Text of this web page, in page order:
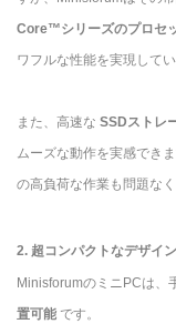
Core™シリーズのプロセ
ワフルな性能を実現してい
また、高速な SSDストレ
ムーズな動作を実感でき
の高負荷な作業も問題な
2. 超コンパクトなデザイ
MinisforumのミニPCは、
置可能 です。